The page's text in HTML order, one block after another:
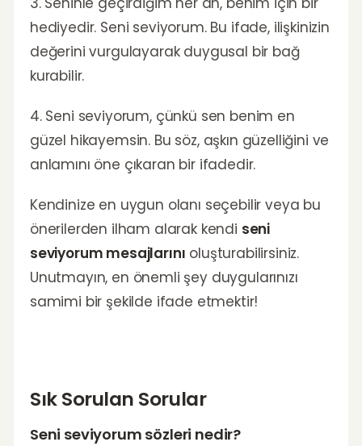
hediyedir. Seni seviyorum. Bu ifade, ilişkinizin
değerini vurgulayarak duygusal bir bağ
kurabilir.
4. Seni seviyorum, çünkü sen benim en
güzel hikayemsin. Bu söz, aşkın güzelliğini ve
anlamını öne çıkaran bir ifadedir.
Kendinize en uygun olanı seçebilir veya bu
önerilerden ilham alarak kendi seni
seviyorum mesajlarını oluşturabilirsiniz.
Unutmayın, en önemli şey duygularınızı
samimi bir şekilde ifade etmektir!
Sık Sorulan Sorular
Seni seviyorum sözleri nedir?